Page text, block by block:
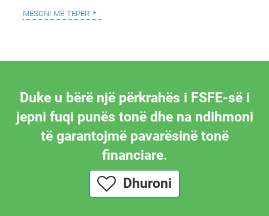
mësoni më tepër
Duke u bërë një përkrahës i FSFE-së i
jepni fuqi punës tonë dhe na ndihmoni
të garantojmë pavarësinë tonë
financiare.
Dhuroni